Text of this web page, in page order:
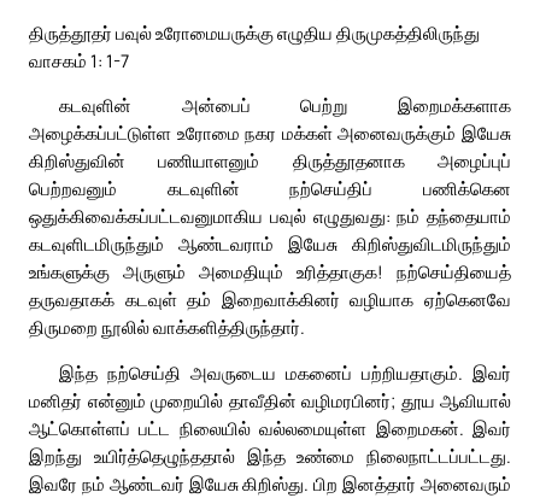
திருத்தூதர் பவுல் உரோமையருக்கு எழுதிய திருமுகத்திலிருந்து
வாசகம் 1: 1-7
கடவுளின் அன்பைப் பெற்று இறைமக்களாக
அழைக்கப்பட்டுள்ள உரோமை நகர மக்கள் அனைவருக்கும் இயேசு
கிறிஸ்துவின் பணியாளனும் திருத்தூதனாக அழைப்புப்
பெற்றவனும் கடவுளின் நற்செய்திப் பணிக்கென
ஒதுக்கிவைக்கப்பட்டவனுமாகிய பவுல் எழுதுவது: நம் தந்தையாம்
கடவுளிடமிருந்தும் ஆண்டவராம் இயேசு கிறிஸ்துவிடமிருந்தும்
உங்களுக்கு அருளும் அமைதியும் உரித்தாகுக! நற்செய்தியைத்
தருவதாகக் கடவுள் தம் இறைவாக்கினர் வழியாக ஏற்கெனவே
திருமறை நூலில் வாக்களித்திருந்தார்.
இந்த நற்செய்தி அவருடைய மகனைப் பற்றியதாகும். இவர்
மனிதர் என்னும் முறையில் தாவீதின் வழிமரபினர்; தூய ஆவியால்
ஆட்கொள்ளப் பட்ட நிலையில் வல்லமையுள்ள இறைமகன். இவர்
இறந்து உயிர்த்தெழுந்ததால் இந்த உண்மை நிலைநாட்டப்பட்டது.
இவரே நம் ஆண்டவர் இயேசு கிறிஸ்து. பிற இனத்தார் அனைவரும்